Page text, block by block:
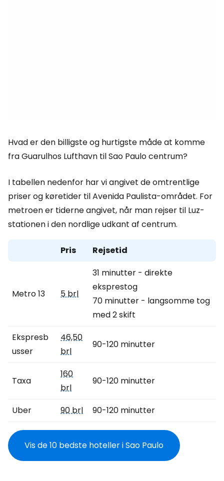
Hvad er den billigste og hurtigste måde at komme
fra Guarulhos Lufthavn til Sao Paulo centrum?
I tabellen nedenfor har vi angivet de omtrentlige
priser og køretider til Avenida Paulista-området. For
metroen er tiderne angivet, når man rejser til Luz-
stationen i den nordlige udkant af centrum.
Pris Rejsetid
Metro 13 5 brl
31 minutter - direkte
eksprestog
70 minutter - langsomme tog
med 2 skift
Ekspresb
usser
46,50
brl
90-120 minutter
Taxa
160
brl
90-120 minutter
Uber 90 brl 90-120 minutter
Vis de 10 bedste hoteller i Sao Paulo